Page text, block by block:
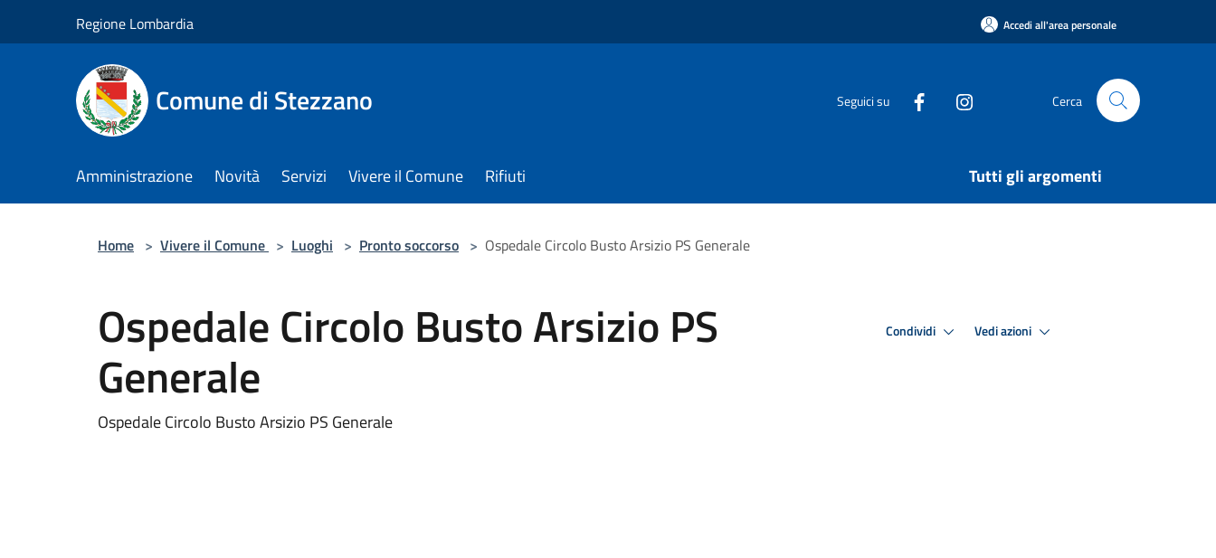
Regione Lombardia Accedi all'area personale
Comune di Stezzano Seguici su Cerca
Amministrazione Novità Servizi Vivere il Comune Rifiuti Tutti gli argomenti
Home > Vivere il Comune > Luoghi > Pronto soccorso > Ospedale Circolo Busto Arsizio PS Generale
Ospedale Circolo Busto Arsizio PS
Generale
Ospedale Circolo Busto Arsizio PS Generale
Condividi Vedi azioni